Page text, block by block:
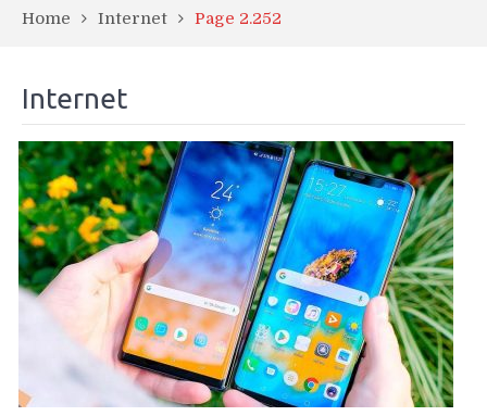
Home Internet Page 2.252
Internet